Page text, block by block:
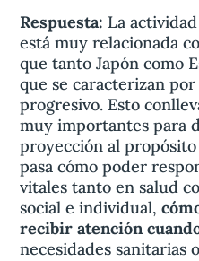
Respuesta: La
está muy relacionada
que tanto Japón como
que se caracterizan
progresivo. Esto
muy importantes para
proyección al
pasa cómo poder
vitales tanto en salud
social e individual,
recibir atención
necesidades sanitarias